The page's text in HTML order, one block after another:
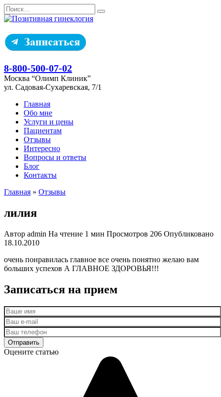
Перейти
к
Search
for:
8-800-500-07-02
Москва “Олимп Клиник”
ул. Садовая-Сухаревская, 7/1
Главная
Обо мне
Услуги и цены
Пациентам
Отзывы
Интересно
Вопросы и ответы
Блог
Контакты
Главная » Отзывы
лилия
Автор admin На чтение 1 мин Просмотров 206 Опубликовано
18.10.2010
очень понравилась главное все очень понятно желаю вам
больших успехов А ГЛАВНОЕ ЗДОРОВЬЯ!!!
Записаться на прием
Оцените статью